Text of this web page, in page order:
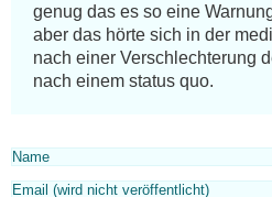
genug das es so eine
aber das hörte sich in der
nach einer Verschlechterung
nach einem status quo.